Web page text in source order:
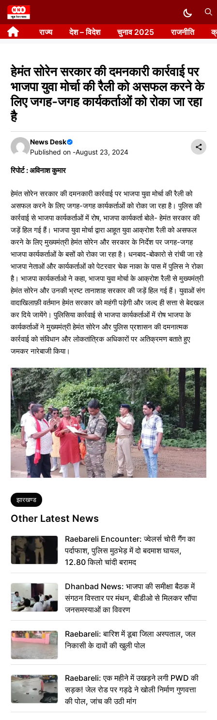
Skip
to
content राज्य देश – विदेश चुनाव 2025 राजनीति
हेमंत सोरेन सरकार की दमनकारी कार्रवाई पर
भाजपा युवा मोर्चा की रैली को असफल करने के
लिए जगह-जगह कार्यकर्ताओं को रोका जा रहा
है
News Desk
Published on -August 23, 2024
रिपोर्ट : अविनाश कुमार
हेमंत सोरेन सरकार की दमनकारी कार्रवाई पर भाजपा युवा मोर्चा की रैली को
असफल करने के लिए जगह-जगह कार्यकर्ताओं को रोका जा रहा है। पुलिस की
कार्रवाई से भाजपा कार्यकर्ताओं में रोष, भाजपा कार्यकर्ता बोले- हेमंत सरकार की
जड़ें हिल गई हैं। भाजपा युवा मोर्चा द्वारा आहूत युवा आक्रोश रैली को असफल
करने के लिए मुख्यमंत्री हेमंत सोरेन और सरकार के निर्देश पर जगह-जगह
भाजपा कार्यकर्ताओं के बसों को रोका जा रहा है। धनबाद-बोकारो से रांची जा रहे
भाजपा नेताओं और कार्यकर्ताओं को पेटरवार चेक नाका के पास में पुलिस ने रोका
है। भाजपा कार्यकर्ताओ ने कहा, भाजपा युवा मोर्चा के आक्रोश रैली से मुख्यमंत्री
हेमंत सोरेन और उनकी भ्रष्ट तानाशाह सरकार की जड़ें हिल गई हैं। युवाओं संग
वादाखिलाफ़ी वर्तमान हेमंत सरकार को महंगी पड़ेगी और जल्द ही सत्ता से बेदखल
कर दिये जायेंगे। पुलिसिया कार्रवाई से भाजपा कार्यकर्ताओं में रोष भाजपा के
कार्यकर्ताओं ने मुख्यमंत्री हेमंत सोरेन और पुलिस प्रशासन की दमनात्मक
कार्रवाई को संविधान और लोकतांत्रिक अधिकारों पर अतिक्रमण बताते हुए
जमकर नारेबाजी किया।
Tags
झारखण्ड
Other Latest News
Raebareli Encounter: ज्वेलर्स चोरी गैंग का
पर्दाफाश, पुलिस मुठभेड़ में दो बदमाश घायल,
12.80 किलो चांदी बरामद
Dhanbad News: भाजपा की समीक्षा बैठक में
संगठन विस्तार पर मंथन, बीडीओ से मिलकर सौंपा
जनसमस्याओं का विवरण
Raebareli: बारिश में डूबा जिला अस्पताल, जल
निकासी के दावों की खुली पोल
Raebareli: एक महीने में उखड़ने लगी PWD की
सड़क! जेल रोड पर गड्ढे ने खोली निर्माण गुणवत्ता
की पोल, जांच की उठी मांग